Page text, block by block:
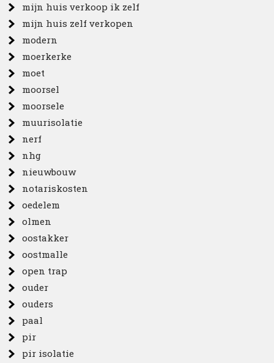
mijn huis verkoop ik zelf
mijn huis zelf verkopen
modern
moerkerke
moet
moorsel
moorsele
muurisolatie
nerf
nhg
nieuwbouw
notariskosten
oedelem
olmen
oostakker
oostmalle
open trap
ouder
ouders
paal
pir
pir isolatie